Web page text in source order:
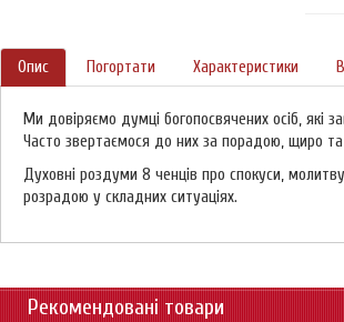
Опис Погортати Характеристики
Ми довіряємо думці богопосвячених осіб,
Часто звертаємося до них за порадою, щиро
Духовні роздуми 8 ченців про спокуси,
розрадою у складних ситуаціях.
Рекомендовані товари